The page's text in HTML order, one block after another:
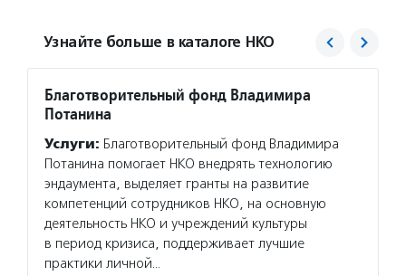
Узнайте больше в каталоге НКО
Благотворительный фонд Владимира
Потанина
Услуги: Благотворительный фонд Владимира
Потанина помогает НКО внедрять технологию
эндаумента, выделяет гранты на развитие
компетенций сотрудников НКО, на основную
деятельность НКО и учреждений культуры
в период кризиса, поддерживает лучшие
практики личной…